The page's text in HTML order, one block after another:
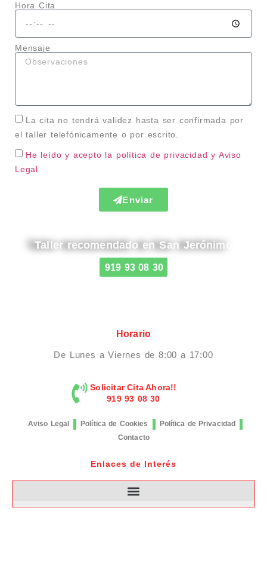
Hora Cita
Mensaje
La cita no tendrá validez hasta ser confirmada por
el taller telefónicamente o por escrito.
He leído y acepto la política de privacidad y Aviso
Legal
Enviar
Taller recomendado en San Jerónimo
919 93 08 30
Horario
De Lunes a Viernes de 8:00 a 17:00
Solicitar Cita Ahora!!
919 93 08 30
Aviso Legal Política de Cookies
Política de Privacidad
Contacto
Enlaces de Interés